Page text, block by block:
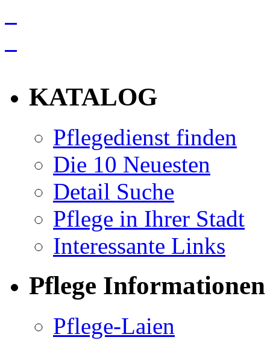
KATALOG
Pflegedienst finden
Die 10 Neuesten
Detail Suche
Pflege in Ihrer Stadt
Interessante Links
Pflege Informationen
Pflege-Laien